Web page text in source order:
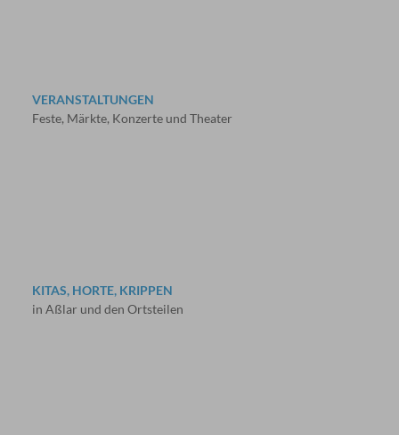
VERANSTALTUNGEN
Feste, Märkte, Konzerte und Theater
KITAS, HORTE, KRIPPEN
in Aßlar und den Ortsteilen